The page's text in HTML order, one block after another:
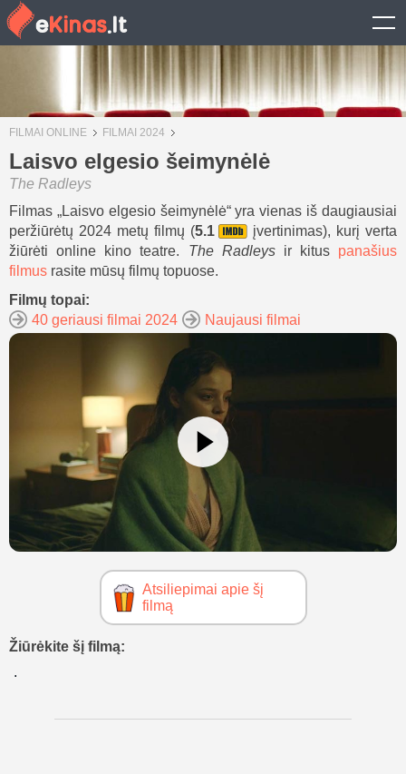
FILMAI ONLINE FILMAI 2024
Laisvo elgesio šeimynėlė
The Radleys
Filmas „Laisvo elgesio šeimynėlė“ yra vienas iš daugiausiai
peržiūrėtų 2024 metų filmų (5.1
įvertinimas), kurį verta
žiūrėti online kino teatre. The Radleysir kitus panašius
filmus rasite mūsų filmų topuose.
Filmų topai:
40 geriausi filmai 2024
Naujausi filmai
Atsiliepimai apie šį
filmą
Žiūrėkite šį filmą: